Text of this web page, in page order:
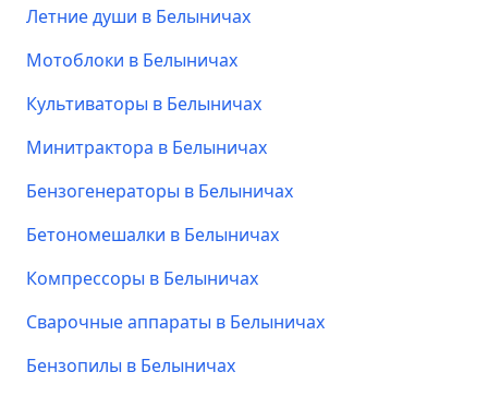
Летние души в Белыничах
Мотоблоки в Белыничах
Культиваторы в Белыничах
Минитрактора в Белыничах
Бензогенераторы в Белыничах
Бетономешалки в Белыничах
Компрессоры в Белыничах
Сварочные аппараты в Белыничах
Бензопилы в Белыничах